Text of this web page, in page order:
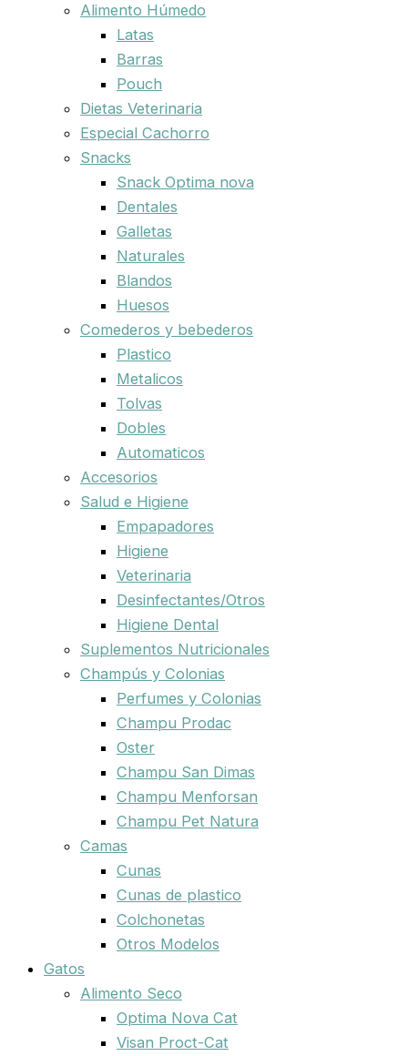
Alimento Húmedo
Latas
Barras
Pouch
Dietas Veterinaria
Especial Cachorro
Snacks
Snack Optima nova
Dentales
Galletas
Naturales
Blandos
Huesos
Comederos y bebederos
Plastico
Metalicos
Tolvas
Dobles
Automaticos
Accesorios
Salud e Higiene
Empapadores
Higiene
Veterinaria
Desinfectantes/Otros
Higiene Dental
Suplementos Nutricionales
Champús y Colonias
Perfumes y Colonias
Champu Prodac
Oster
Champu San Dimas
Champu Menforsan
Champu Pet Natura
Camas
Cunas
Cunas de plastico
Colchonetas
Otros Modelos
Gatos
Alimento Seco
Optima Nova Cat
Visan Proct-Cat